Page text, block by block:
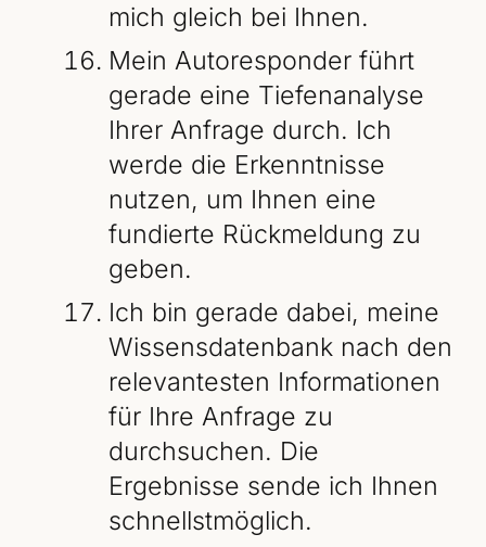
mich gleich bei Ihnen.
Mein Autoresponder führt
gerade eine Tiefenanalyse
Ihrer Anfrage durch. Ich
werde die Erkenntnisse
nutzen, um Ihnen eine
fundierte Rückmeldung zu
geben.
Ich bin gerade dabei, meine
Wissensdatenbank nach den
relevantesten Informationen
für Ihre Anfrage zu
durchsuchen. Die
Ergebnisse sende ich Ihnen
schnellstmöglich.